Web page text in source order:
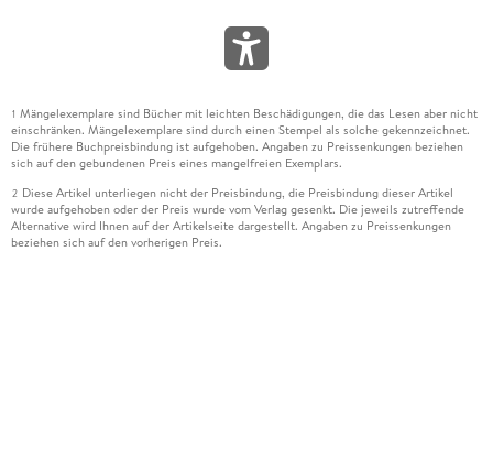
1 Mängelexemplare sind Bücher mit leichten Beschädigungen, die das Lesen aber nicht
einschränken. Mängelexemplare sind durch einen Stempel als solche gekennzeichnet.
Die frühere Buchpreisbindung ist aufgehoben. Angaben zu Preissenkungen beziehen
sich auf den gebundenen Preis eines mangelfreien Exemplars.
2 Diese Artikel unterliegen nicht der Preisbindung, die Preisbindung dieser Artikel
wurde aufgehoben oder der Preis wurde vom Verlag gesenkt. Die jeweils zutreffende
Alternative wird Ihnen auf der Artikelseite dargestellt. Angaben zu Preissenkungen
beziehen sich auf den vorherigen Preis.